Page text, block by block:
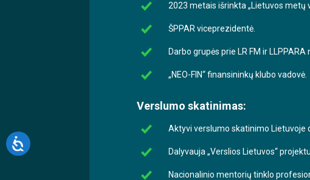
2023 metais išrinkta „Lietuvos metų
ŠPPAR viceprezidentė.
Darbo grupės prie LR FM ir LLPPARA
„NEO-FIN“ finansininkų klubo vadovė.
Verslumo skatinimas:
Aktyvi verslumo skatinimo Lietuvoje
Dalyvauja „Verslios Lietuvos“
Nacionalinio mentorių tinklo